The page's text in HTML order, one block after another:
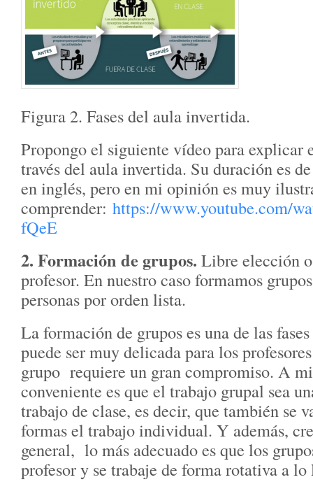
Figura 2. Fases del aula invertida.
Propongo el siguiente vídeo para explicar
través del aula invertida. Su duración es
en inglés, pero en mi opinión es muy
comprender: https://www.youtube.com/
fQeE
2. Formación de grupos. Libre elección
profesor. En nuestro caso formamos
personas por orden lista.
La formación de grupos es una de las
puede ser muy delicada para los
grupo requiere un gran compromiso. A
conveniente es que el trabajo grupal sea
trabajo de clase, es decir, que también se
formas el trabajo individual. Y además,
general, lo más adecuado es que los
profesor y se trabaje de forma rotativa a